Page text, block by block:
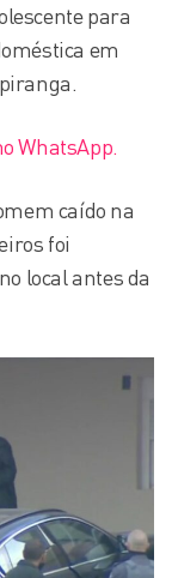
para
em
WhatsApp.
caído na
foi
local antes da